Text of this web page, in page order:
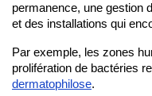
permanence, une gestion
et des installations qui
Par exemple, les zones
dermatophilose.